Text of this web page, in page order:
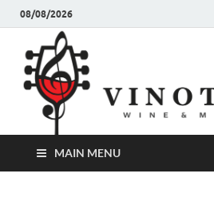
08/08/2026
MAIN MENU